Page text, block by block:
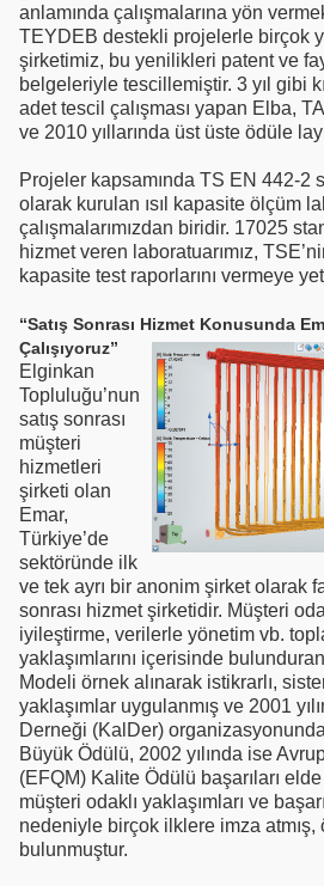
anlamında çalışmalarına yön
TEYDEB destekli projelerle birçok
şirketimiz, bu yenilikleri patent ve
belgeleriyle tescillemiştir. 3 yıl gibi
adet tescil çalışması yapan Elba,
ve 2010 yıllarında üst üste ödüle
Projeler kapsamında TS EN 442-2
olarak kurulan ısıl kapasite ölçüm
çalışmalarımızdan biridir. 17025
hizmet veren laboratuarımız,
kapasite test raporlarını vermeye
“Satış Sonrası Hizmet Konusunda
Çalışıyoruz”
Elginkan
Topluluğu’nun
satış sonrası
müşteri
hizmetleri
şirketi olan
Emar,
Türkiye’de
sektöründe ilk
ve tek ayrı bir anonim şirket olarak
sonrası hizmet şirketidir. Müşteri
iyileştirme, verilerle yönetim vb.
yaklaşımlarını içerisinde
Modeli örnek alınarak istikrarlı,
yaklaşımlar uygulanmış ve 2001
Derneği (KalDer)
Büyük Ödülü, 2002 yılında ise
(EFQM) Kalite Ödülü başarıları
müşteri odaklı yaklaşımları ve
nedeniyle birçok ilklere imza atmış,
bulunmuştur.